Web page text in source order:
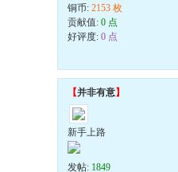
铜币: 2153 枚
贡献值: 0 点
好评度: 0 点
【并非有意】
新手上路
发帖: 1849